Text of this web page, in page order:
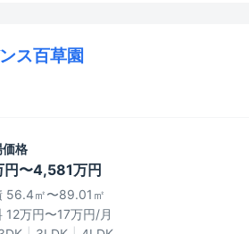
ス百草園
格
円〜4,581万円
56.4㎡〜89.01㎡
12万円〜17万円/月